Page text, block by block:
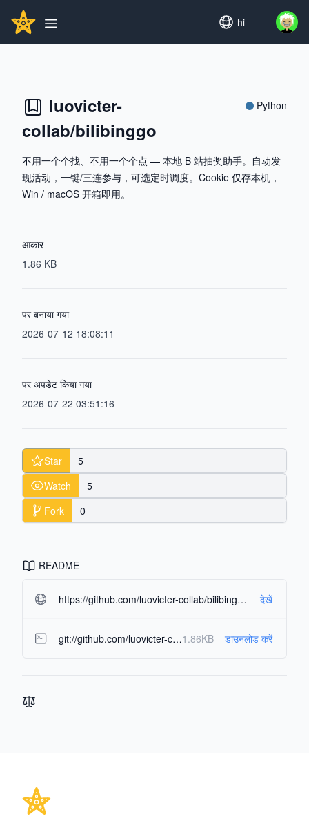
GITHUBSTAR
Open main menu
Set language
hi Open
luovicter-
collab/bilibinggo
Python
不用一个个找、不用一个个点 — 本地 B 站抽奖助手。自动发
现活动，一键/三连参与，可选定时调度。Cookie 仅存本机，
Win / macOS 开箱即用。
आकार
1.86 KB
पर बनाया गया
2026-07-12 18:08:11
पर अपडेट किया गया
2026-07-22 03:51:16
Star
5
Watch
5
Fork
0
README
https://github.com/luovicter-collab/bilibinggo.git#readme-ov-file देखें
git://github.com/luovicter-collab/bilibinggo.git1.86KB डाउनलोड करें